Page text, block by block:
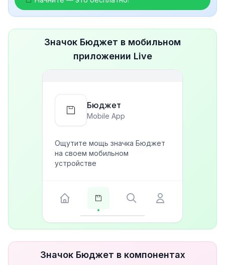
Значок Бюджет в мобильном
приложении Live
Бюджет
Mobile App
Ощутите мощь значка Бюджет
на своем мобильном
устройстве
Значок Бюджет в компонентах